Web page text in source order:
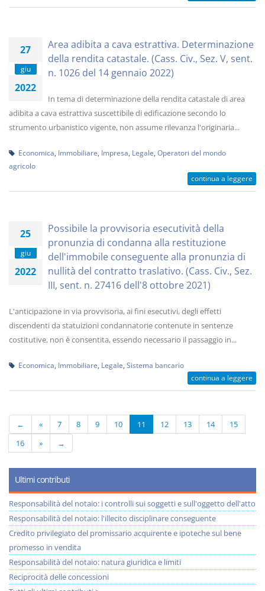
27
giu
2022
Area adibita a cava estrattiva. Determinazione
della rendita catastale. (Cass. Civ., Sez. V, sent.
n. 1026 del 14 gennaio 2022)
In tema di determinazione della rendita catastale di area
adibita a cava estrattiva suscettibile di edificazione secondo lo
strumento urbanistico vigente, non assume rilevanza l'originaria...
Economica Immobiliare Impresa Legale Operatori del mondo
agricolo
continua a leggere
25
giu
2022
Possibile la provvisoria esecutività della
pronunzia di condanna alla restituzione
dell'immobile conseguente alla pronunzia di
nullità del contratto traslativo. (Cass. Civ., Sez.
III, sent. n. 27416 dell'8 ottobre 2021)
L'anticipazione in via provvisoria, ai fini esecutivi, degli effetti
discendenti da statuizioni condannatorie contenute in sentenze
costitutive, non è consentita, essendo necessario il passaggio in...
Economica Immobiliare Legale Sistema bancario
continua a leggere
← « 7 8 9 10 11 12 13 14
15
16
» →
Ultimi contributi
Responsabilità del notaio: i controlli sui soggetti e sull'oggetto dell'atto
Responsabilità del notaio: l'illecito disciplinare conseguente
Credito privilegiato del promissario acquirente e ipoteche sul bene
promesso in vendita
Responsabilità del notaio: natura giuridica e limiti
Reciprocità delle concessioni